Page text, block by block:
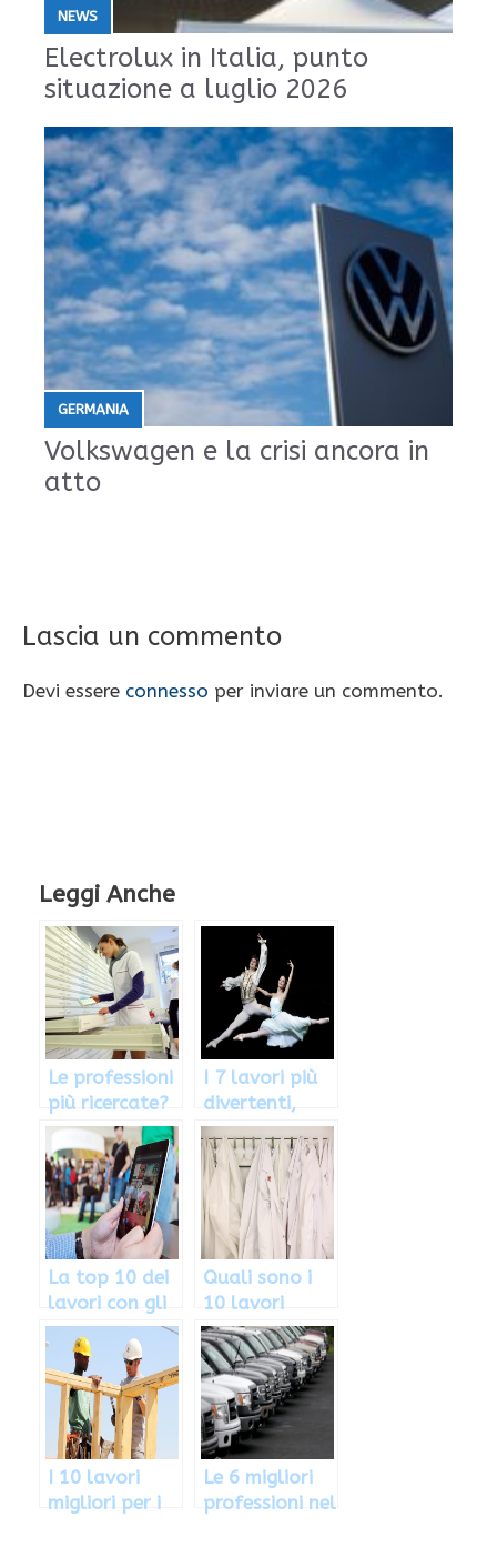
NEWS
Electrolux in Italia, punto
situazione a luglio 2026
GERMANIA
Volkswagen e la crisi ancora in
atto
Lascia un commento
Devi essere connesso per inviare un commento.
Leggi Anche
Le professioni
più ricercate?
Ecco quali
sono
I 7 lavori più
divertenti,
ecco quali
sono
La top 10 dei
lavori con gli
stipendi più
alti
Quali sono i
10 lavori
contro la
crisi? Eccoli
I 10 lavori
migliori per i
Le 6 migliori
professioni nel